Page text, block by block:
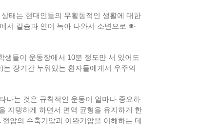
태는 현대인들의 무활동적인 생활에 대한
서 칼슘과 인이 녹아 나와서 소변으로 빠
생들이 운동장에서 10분 정도만 서 있어도
는 장기간 누워있는 환자들에게서 우주의
나는 것은 규칙적인 운동이 얼마나 중요하
지탱하게 하면서 면역 균형을 유지하게 한
. 혈압의 수축기압과 이완기압을 이해하는 데